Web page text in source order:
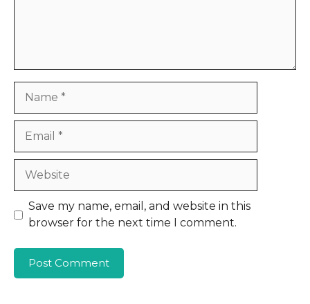
Website
Save my name, email, and website in this
browser for the next time I comment.